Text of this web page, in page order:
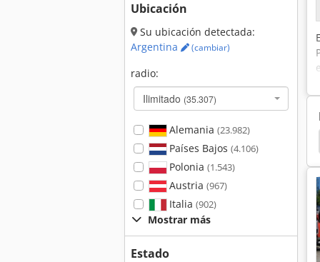
Ubicación
Su ubicación detectada:
Argentina
(cambiar)
radio:
Ilimitado (35.307)
Alemania (23.982)
Países Bajos (4.106)
Polonia (1.543)
Austria (967)
Italia (902)
Mostrar más
Estado
Sandvik Sandvik Dx 780